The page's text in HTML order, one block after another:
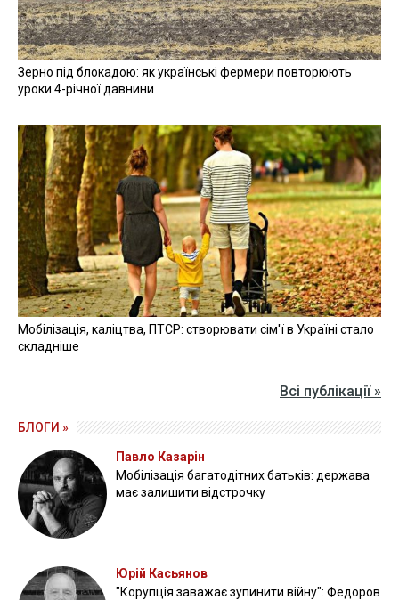
Зерно під блокадою: як українські фермери повторюють
уроки 4-річної давнини
Мобілізація, каліцтва, ПТСР: створювати сім'ї в Україні стало
складніше
Всі публікації »
БЛОГИ »
Павло Казарін
Мобілізація багатодітних батьків: держава
має залишити відстрочку
Юрій Касьянов
"Корупція заважає зупинити війну": Федоров